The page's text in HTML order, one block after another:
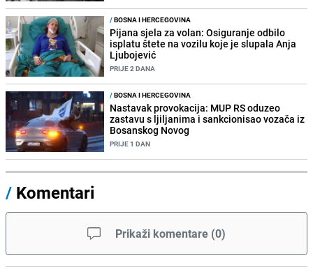
/BOSNA I HERCEGOVINA
Pijana sjela za volan: Osiguranje odbilo
isplatu štete na vozilu koje je slupala Anja
Ljubojević
PRIJE 2 DANA
/BOSNA I HERCEGOVINA
Nastavak provokacija: MUP RS oduzeo
zastavu s ljiljanima i sankcionisao vozača iz
Bosanskog Novog
PRIJE 1 DAN
/ Komentari
Prikaži komentare (0)